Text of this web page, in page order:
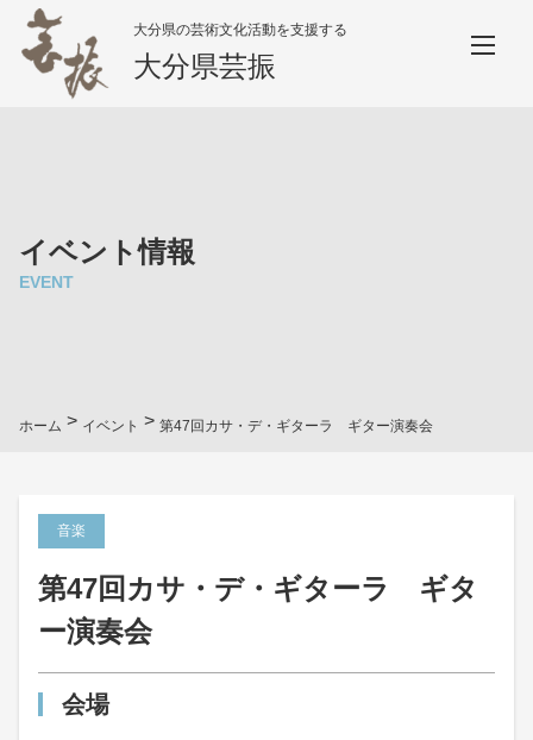
大分県の芸術文化活動を支援する
大分県芸振
イベント情報
EVENT
ホーム > イベント > 第47回カサ・デ・ギターラ ギター演奏会
音楽
第47回カサ・デ・ギターラ ギタ
ー演奏会
会場